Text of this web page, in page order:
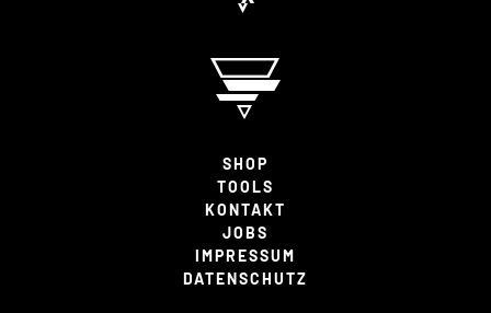
SHOP
TOOLS
KONTAKT
JOBS
IMPRESSUM
DATENSCHUTZ